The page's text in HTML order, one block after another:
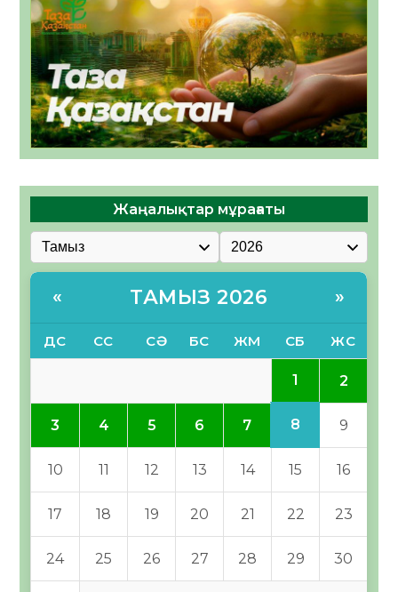
Жаңалықтар мұрағаты
« ТАМЫЗ 2026 »
ДС СС СӘ БС ЖМ СБ ЖС
1 2
3 4 5 6 7 8 9
10 11 12 13 14 15 16
17 18 19 20 21 22 23
24 25 26 27 28 29 30